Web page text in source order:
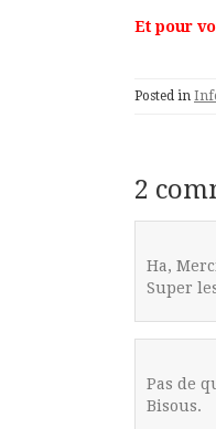
Et pour
Posted in
2
Ha,
Super
Pas de
Bisous.